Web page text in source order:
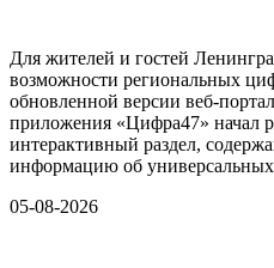
Для жителей и гостей
возможности региональных
обновленной версии веб-
приложения «Цифра47» начал
интерактивный раздел,
информацию об универсальных
05-08-2026